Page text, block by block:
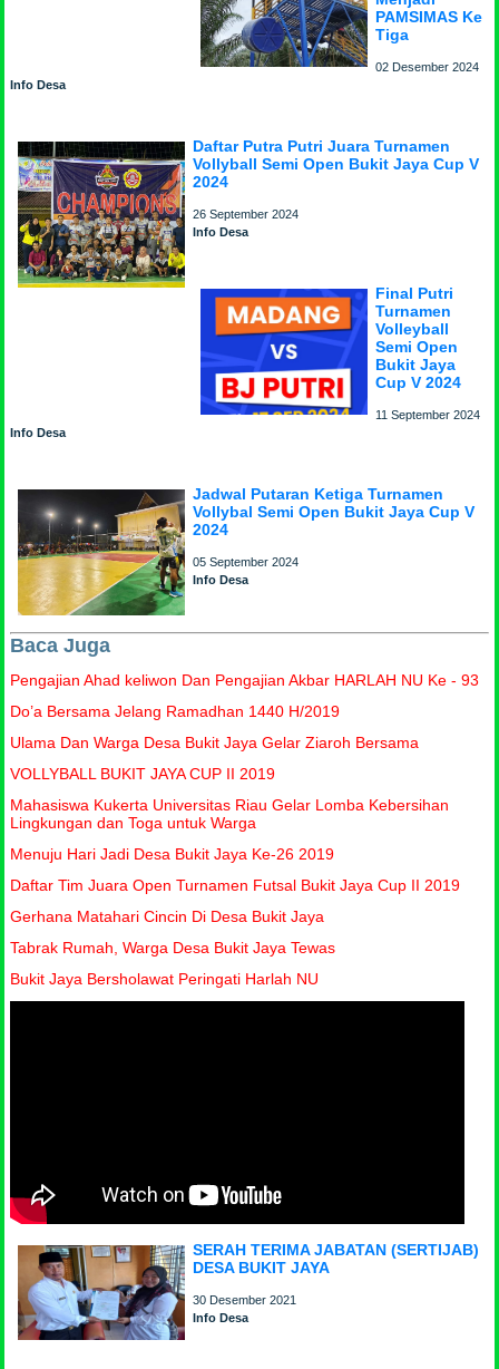
PAMSIMAS Ke
Tiga
02 Desember 2024
Info Desa
Daftar Putra Putri Juara Turnamen
Vollyball Semi Open Bukit Jaya Cup V
2024
26 September 2024
Info Desa
Final Putri
Turnamen
Volleyball
Semi Open
Bukit Jaya
Cup V 2024
11 September 2024
Info Desa
Jadwal Putaran Ketiga Turnamen
Vollybal Semi Open Bukit Jaya Cup V
2024
05 September 2024
Info Desa
Baca Juga
Pengajian Ahad keliwon Dan Pengajian Akbar HARLAH NU Ke - 93
Do’a Bersama Jelang Ramadhan 1440 H/2019
Ulama Dan Warga Desa Bukit Jaya Gelar Ziaroh Bersama
VOLLYBALL BUKIT JAYA CUP II 2019
Mahasiswa Kukerta Universitas Riau Gelar Lomba Kebersihan
Lingkungan dan Toga untuk Warga
Menuju Hari Jadi Desa Bukit Jaya Ke-26 2019
Daftar Tim Juara Open Turnamen Futsal Bukit Jaya Cup II 2019
Gerhana Matahari Cincin Di Desa Bukit Jaya
Tabrak Rumah, Warga Desa Bukit Jaya Tewas
Bukit Jaya Bersholawat Peringati Harlah NU
SERAH TERIMA JABATAN (SERTIJAB)
DESA BUKIT JAYA
30 Desember 2021
Info Desa